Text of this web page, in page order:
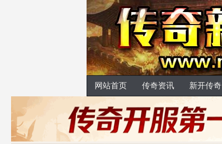
网站首页 传奇资讯 新开传奇